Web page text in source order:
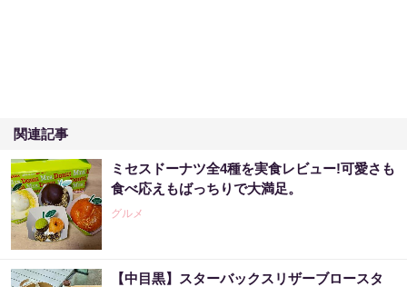
関連記事
ミセスドーナツ全4種を実食レビュー!可愛さも
食べ応えもばっちりで大満足。
グルメ
【中目黒】スターバックスリザーブロースタ